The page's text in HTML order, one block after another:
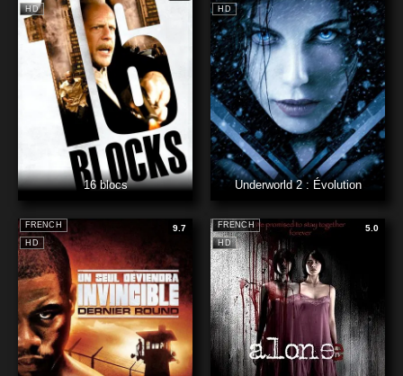
HD
16 blocs
HD
Underworld 2 : Évolution
HD
FRENCH 9.7
HD
FRENCH 5.0